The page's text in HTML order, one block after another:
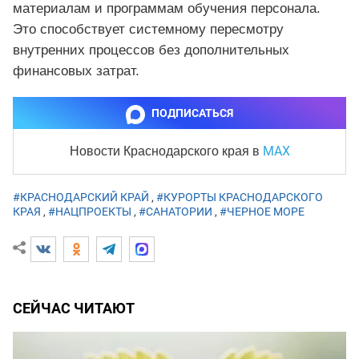
материалам и программам обучения персонала.
Это способствует системному пересмотру
внутренних процессов без дополнительных
финансовых затрат.
ПОДПИСАТЬСЯ
Новости Краснодарского края в MAX
#КРАСНОДАРСКИЙ КРАЙ , #КУРОРТЫ КРАСНОДАРСКОГО
КРАЯ , #НАЦПРОЕКТЫ , #САНАТОРИИ , #ЧЕРНОЕ МОРЕ
СЕЙЧАС ЧИТАЮТ